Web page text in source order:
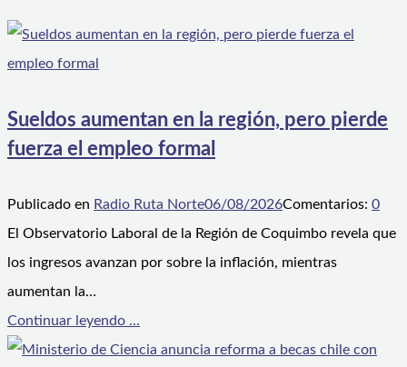
Sueldos aumentan en la región, pero pierde
fuerza el empleo formal
Publicado en Radio Ruta Norte06/08/2026Comentarios: 0
El Observatorio Laboral de la Región de Coquimbo revela que
los ingresos avanzan por sobre la inflación, mientras
aumentan la…
Continuar leyendo ...